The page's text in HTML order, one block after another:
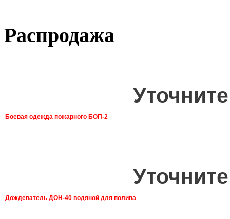
Распродажа
Боевая одежда пожарного БОП-2
Дождеватель ДОН-40 водяной для полива